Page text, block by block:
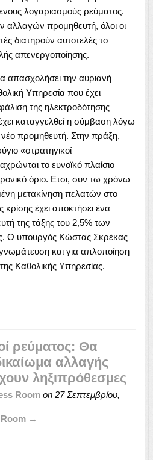
λογαριασμούς ρεύματος.
αλλαγών προμηθευτή, όλοι οι
διατηρούν αυτοτελές το
απενεργοποίησης.
απασχολήσει την αυριανή
Υπηρεσία που έχει
της ηλεκτροδότησης
καταγγελθεί η σύμβαση λόγω
προμηθευτή. Στην πράξη,
«στρατηγικοί
το ευνοϊκό πλαίσιο
όριο. Ετσι, συν τω χρόνω
μετακίνηση πελατών στο
κρίσης έχει αποκτήσει ένα
της τάξης του 2,5% των
Ο υπουργός Κώστας Σκρέκας
και για απλοποίηση
Καθολικής Υπηρεσίας.
ρεύματος: Θα
αλλαγής
ληξιπρόθεσμες
Room on 27 Σεπτεμβρίου,
→